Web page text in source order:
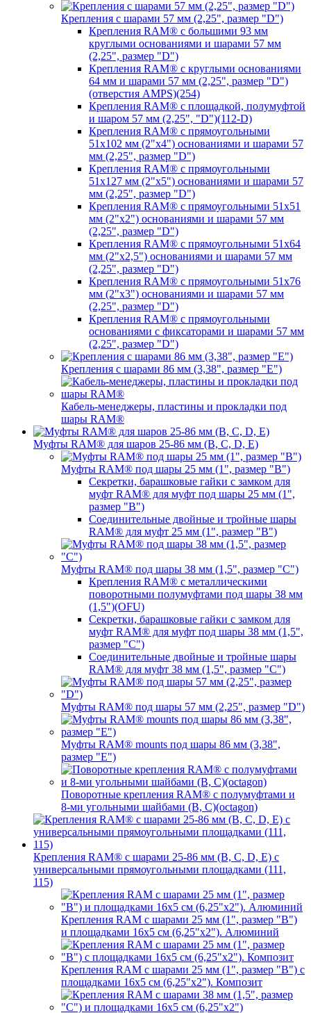
Крепления с шарами 57 мм (2,25", размер "D")
Крепления RAM® с большими 93 мм
круглыми основаниями и шарами 57 мм
(2,25", размер "D")
Крепления RAM® с круглыми основаниями
64 мм и шарами 57 мм (2,25", размер "D")
(отверстия AMPS)(254)
Крепления RAM® с площадкой, полумуфтой
и шаром 57 мм (2,25", "D")(112-D)
Крепления RAM® с прямоугольными
51х102 мм (2"х4") основаниями и шарами 57
мм (2,25", размер "D")
Крепления RAM® с прямоугольными
51х127 мм (2"х5") основаниями и шарами 57
мм (2,25", размер "D")
Крепления RAM® с прямоугольными 51х51
мм (2"х2") основаниями и шарами 57 мм
(2,25", размер "D")
Крепления RAM® с прямоугольными 51х64
мм (2"х2,5") основаниями и шарами 57 мм
(2,25", размер "D")
Крепления RAM® с прямоугольными 51х76
мм (2"х3") основаниями и шарами 57 мм
(2,25", размер "D")
Крепления RAM® с прямоугольными
основаниями с фиксаторами и шарами 57 мм
(2,25", размер "D")
Крепления с шарами 86 мм (3,38", размер "E")
Кабель-менеджеры, пластины и прокладки под
шары RAM®
Муфты RAM® для шаров 25-86 мм (B, C, D, E)
Муфты RAM® под шары 25 мм (1", размер "B")
Секретки, барашковые гайки с замком для
муфт RAM® для муфт под шары 25 мм (1",
размер "B")
Соединительные двойные и тройные шары
RAM® для муфт 25 мм (1", размер "B")
Муфты RAM® под шары 38 мм (1,5", размер "C")
Крепления RAM® с металлическими
поворотными полумуфтами под шары 38 мм
(1,5")(OFU)
Секретки, барашковые гайки с замком для
муфт RAM® для муфт под шары 38 мм (1,5",
размер "C")
Соединительные двойные и тройные шары
RAM® для муфт 38 мм (1,5", размер "C")
Муфты RAM® под шары 57 мм (2,25", размер "D")
Муфты RAM® mounts под шары 86 мм (3,38",
размер "E")
Поворотные крепления RAM® c полумуфтами и
8-ми угольными шайбами (B, C)(octagon)
Крепления RAM® с шарами 25-86 мм (B, C, D, E) с
универсальными прямоугольными площадками (111,
115)
Крепления RAM с шарами 25 мм (1", размер "B")
и площадками 16х5 см (6,25"х2"). Алюминий
Крепления RAM с шарами 25 мм (1", размер "B") с
площадками 16х5 см (6,25"х2"). Композит